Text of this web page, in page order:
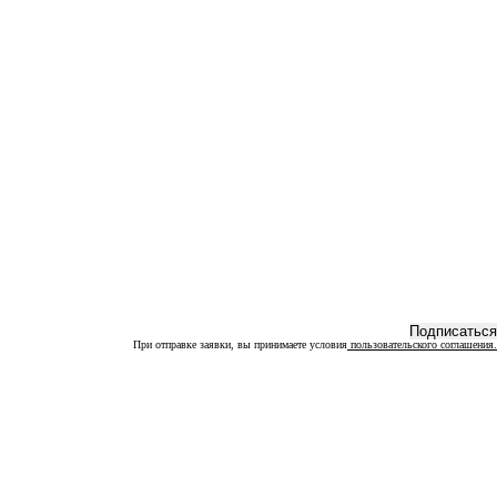
При отправке заявки, вы принимаете условия пользовательского соглашения.